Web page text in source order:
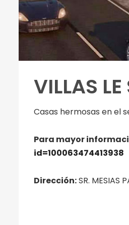
VILLAS LE
Casas hermosas en el
Para mayor
id=100063474413938
Dirección:SR. MESIAS